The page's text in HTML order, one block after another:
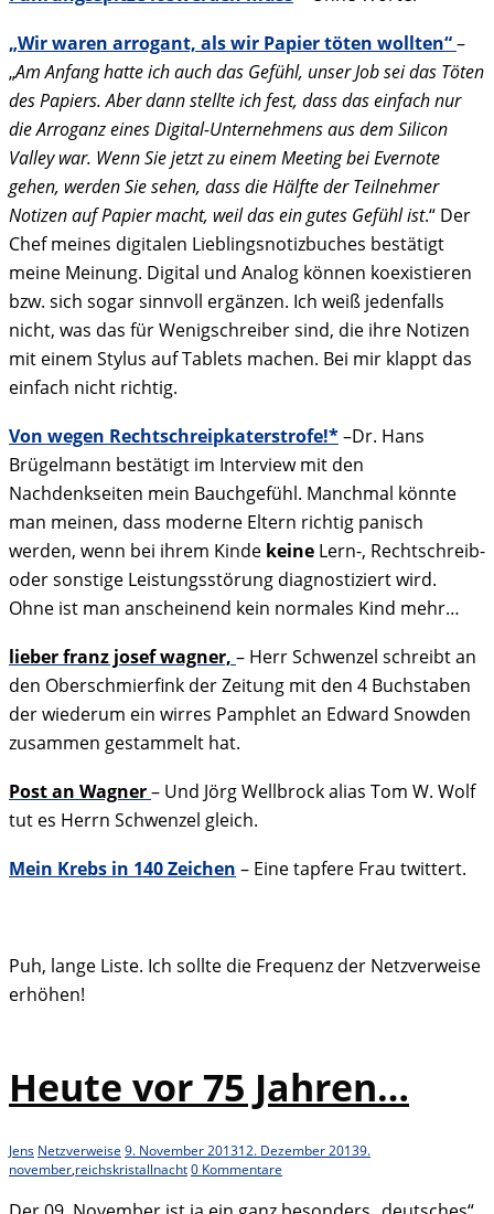
„Wir waren arrogant, als wir Papier töten wollten“–
„Am Anfang hatte ich auch das Gefühl, unser Job sei das Töten
des Papiers. Aber dann stellte ich fest, dass das einfach nur
die Arroganz eines Digital-Unternehmens aus dem Silicon
Valley war. Wenn Sie jetzt zu einem Meeting bei Evernote
gehen, werden Sie sehen, dass die Hälfte der Teilnehmer
Notizen auf Papier macht, weil das ein gutes Gefühl ist.“ Der
Chef meines digitalen Lieblingsnotizbuches bestätigt
meine Meinung. Digital und Analog können koexistieren
bzw. sich sogar sinnvoll ergänzen. Ich weiß jedenfalls
nicht, was das für Wenigschreiber sind, die ihre Notizen
mit einem Stylus auf Tablets machen. Bei mir klappt das
einfach nicht richtig.
Von wegen Rechtschreipkaterstrofe!*–Dr. Hans
Brügelmann bestätigt im Interview mit den
Nachdenkseiten mein Bauchgefühl. Manchmal könnte
man meinen, dass moderne Eltern richtig panisch
werden, wenn bei ihrem Kinde keine Lern-, Rechtschreib-
oder sonstige Leistungsstörung diagnostiziert wird.
Ohne ist man anscheinend kein normales Kind mehr…
lieber franz josef wagner, – Herr Schwenzel schreibt an
den Oberschmierfink der Zeitung mit den 4 Buchstaben
der wiederum ein wirres Pamphlet an Edward Snowden
zusammen gestammelt hat.
Post an Wagner– Und Jörg Wellbrock alias Tom W. Wolf
tut es Herrn Schwenzel gleich.
Mein Krebs in 140 Zeichen – Eine tapfere Frau twittert.
Puh, lange Liste. Ich sollte die Frequenz der Netzverweise
erhöhen!
Heute vor 75 Jahren…
Jens Netzverweise 9. November 201312. Dezember 20139.
november,reichskristallnacht0 Kommentare